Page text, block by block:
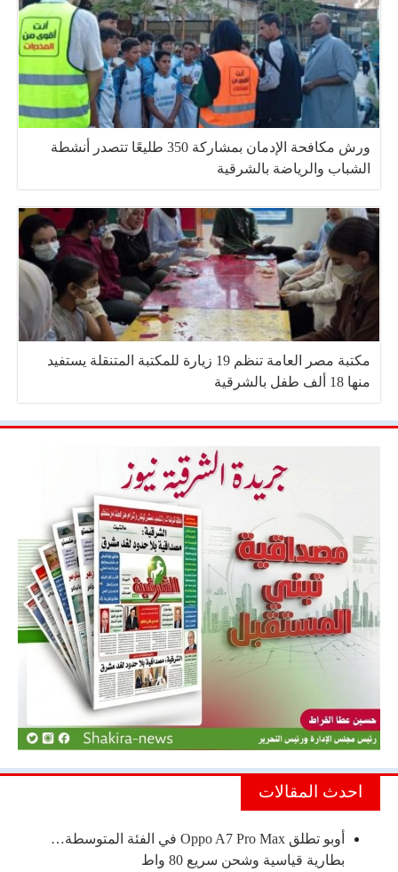
ورش مكافحة الإدمان بمشاركة 350 طليعًا تتصدر أنشطة
الشباب والرياضة بالشرقية
مكتبة مصر العامة تنظم 19 زيارة للمكتبة المتنقلة يستفيد
منها 18 ألف طفل بالشرقية
احدث المقالات
أوبو تطلق Oppo A7 Pro Max في الفئة المتوسطة…
بطارية قياسية وشحن سريع 80 واط